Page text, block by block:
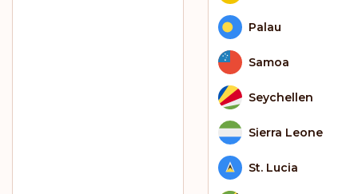
Palau
Samoa
Seychellen
Sierra Leone
St. Lucia